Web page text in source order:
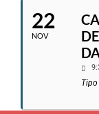
22
NOV
Tipo